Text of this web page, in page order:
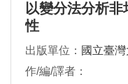
以變分法分析
性
出版單位： 國立臺
作/編/譯者：